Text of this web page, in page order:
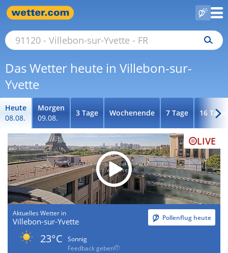
Das Wetter heute in Villebon-sur-
Yvette
Heute
08.08.
Morgen
09.08.
3 Tage Wochenende 7 Tage 16 Tage
LIVE
Aktuelles Wetter in
Villebon-sur-Yvette Pollenflug heute
23°C
Sonnig
Feedback geben